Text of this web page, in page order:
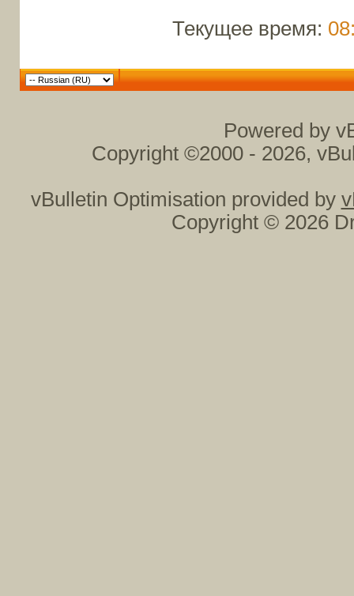
Текущее время:
Powered by
Copyright ©2000 - 2026,
vBulletin Optimisation provided by
Copyright © 2026